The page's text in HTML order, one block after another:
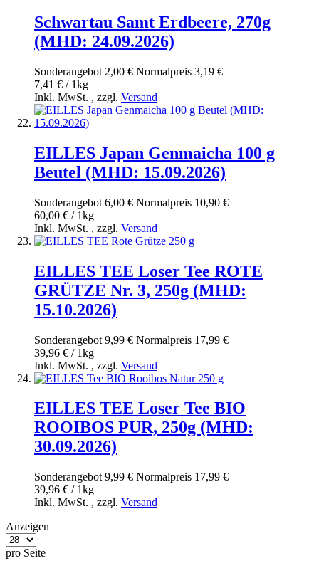
Schwartau Samt Erdbeere, 270g
(MHD: 24.09.2026)
Sonderangebot 2,00 € Normal­preis 3,19 €
7,41 € / 1kg
Inkl. MwSt. , zzgl. Versand
EILLES Japan Genmaicha 100 g
Beutel (MHD: 15.09.2026)
Sonderangebot 6,00 € Normal­preis 10,90 €
60,00 € / 1kg
Inkl. MwSt. , zzgl. Versand
EILLES TEE Loser Tee ROTE
GRÜTZE Nr. 3, 250g (MHD:
15.10.2026)
Sonderangebot 9,99 € Normal­preis 17,99 €
39,96 € / 1kg
Inkl. MwSt. , zzgl. Versand
EILLES TEE Loser Tee BIO
ROOIBOS PUR, 250g (MHD:
30.09.2026)
Sonderangebot 9,99 € Normal­preis 17,99 €
39,96 € / 1kg
Inkl. MwSt. , zzgl. Versand
Anzeigen
pro Seite